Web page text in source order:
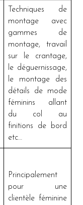
Techniques de
montage avec
gammes de
montage, travail
sur le crantage,
le déguernissage,
le montage des
détails de mode
féminins allant
du col au
finitions de bord
etc…
Principalement
pour une
clientèle féminine